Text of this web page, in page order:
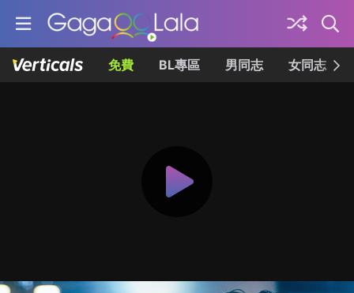
免費 BL專區 男同志 女同志